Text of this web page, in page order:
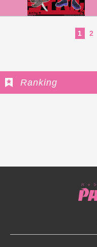
1 2
Ranking